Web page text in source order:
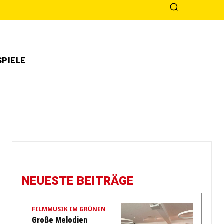
NEUESTE BEITRÄGE
FILMMUSIK IM GRÜNEN
Große Melodien